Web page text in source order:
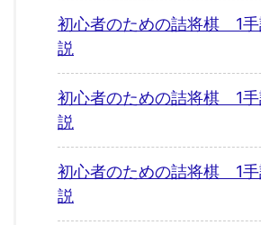
初心者のための詰将棋 1
説
初心者のための詰将棋 1
説
初心者のための詰将棋 1
説